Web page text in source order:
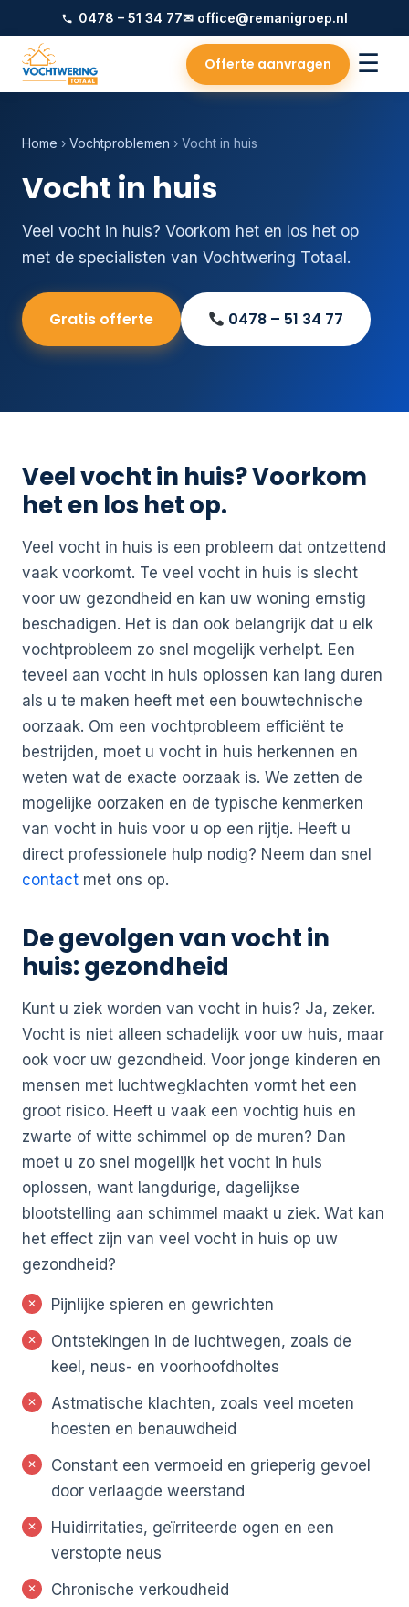
0478 – 51 34 77✉ office@remanigroep.nl
Offerte aanvragen ☰
Home › Vochtproblemen › Vocht in huis
Vocht in huis
Veel vocht in huis? Voorkom het en los het op
met de specialisten van Vochtwering Totaal.
Gratis offerte 0478 – 51 34 77
Veel vocht in huis? Voorkom
het en los het op.
Veel vocht in huis is een probleem dat ontzettend
vaak voorkomt. Te veel vocht in huis is slecht
voor uw gezondheid en kan uw woning ernstig
beschadigen. Het is dan ook belangrijk dat u elk
vochtprobleem zo snel mogelijk verhelpt. Een
teveel aan vocht in huis oplossen kan lang duren
als u te maken heeft met een bouwtechnische
oorzaak. Om een vochtprobleem efficiënt te
bestrijden, moet u vocht in huis herkennen en
weten wat de exacte oorzaak is. We zetten de
mogelijke oorzaken en de typische kenmerken
van vocht in huis voor u op een rijtje. Heeft u
direct professionele hulp nodig? Neem dan snel
contact met ons op.
De gevolgen van vocht in
huis: gezondheid
Kunt u ziek worden van vocht in huis? Ja, zeker.
Vocht is niet alleen schadelijk voor uw huis, maar
ook voor uw gezondheid. Voor jonge kinderen en
mensen met luchtwegklachten vormt het een
groot risico. Heeft u vaak een vochtig huis en
zwarte of witte schimmel op de muren? Dan
moet u zo snel mogelijk het vocht in huis
oplossen, want langdurige, dagelijkse
blootstelling aan schimmel maakt u ziek. Wat kan
het effect zijn van veel vocht in huis op uw
gezondheid?
Pijnlijke spieren en gewrichten
Ontstekingen in de luchtwegen, zoals de
keel, neus- en voorhoofdholtes
Astmatische klachten, zoals veel moeten
hoesten en benauwdheid
Constant een vermoeid en grieperig gevoel
door verlaagde weerstand
Huidirritaties, geïrriteerde ogen en een
verstopte neus
Chronische verkoudheid